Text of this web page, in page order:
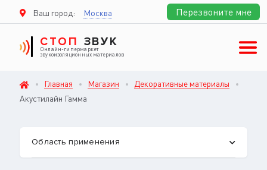
Ваш город: Москва
СТОП ЗВУК
Онлайн-гипермаркет
звукоизоляционных материалов
Перезвоните мне
Главная Магазин
Декоративные материалы
Акустилайн Гамма
Область применения